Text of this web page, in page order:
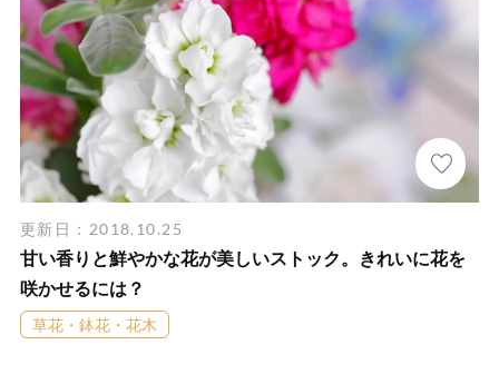
更新日：2018.10.25
甘い香りと鮮やかな花が美しいストック。きれいに花を
咲かせるには？
草花・鉢花・花木